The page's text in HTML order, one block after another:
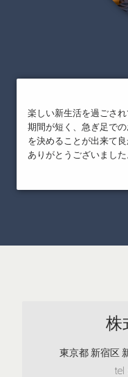
楽しい新生活を過ごされ
期間が短く、急ぎ足で
を決めることが出来て良
ありがとうございました
株
東京都 新宿区
tel